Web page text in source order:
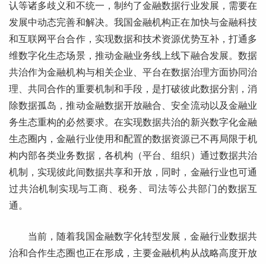
认等诸多歧义和不统一，制约了金融数据行业发展，需要在
发展中动态完善和解决。我国金融机构正在加快与金融科技
和互联网平台合作，实现数据和技术资源优势互补，打通多
维数字化生态场景，推动金融业务线上线下融合发展。数据
共治作为金融机构与相关企业、平台在数据治理方面协同治
理、共同合作的重要机制和手段，是打破彼此数据分割，消
除数据孤岛，推动金融数据开放融合、安全流动以及金融业
务生态重构的必然要求。在实现数据共治的新兴数字化金融
生态圈内，金融行业使用和配置的数据资源已不再局限于机
构内部各类业务数据，各机构（平台、组织）通过数据共治
机制，实现彼此间数据共享和开放，同时，金融行业也可通
过共治机制实现与工商、税务、司法等公共部门的数据互
通。
当前，随着我国金融数字化转型发展，金融行业数据共
治和合作生态圈也正在形成，主要金融机构从战略高度开放